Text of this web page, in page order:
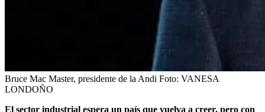
Bruce Mac Master, presidente de la Andi Foto: VANESA
LONDOÑO
El sector industrial espera un país que vuelva a creer, pero con